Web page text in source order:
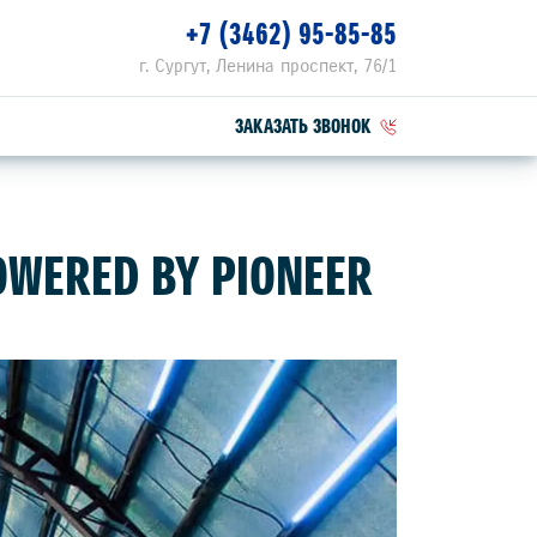
г. Сургут, Ленина проспект, 76/1
+7 (3462) 95-85-85
ПРИВИЛЕГИЯ 3+
ЗАКАЗАТЬ ЗВОНОК
BY PIONEER